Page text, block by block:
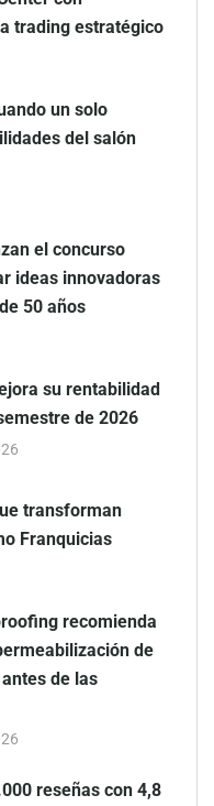
trading estratégico
un solo
del salón
el concurso
ideas innovadoras
50 años
su rentabilidad
de 2026
transforman
Franquicias
recomienda
de
de las
reseñas con 4,8